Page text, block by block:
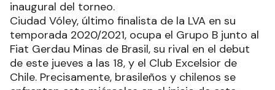
inaugural del torneo.
Ciudad Vóley, último finalista de la LVA en su
temporada 2020/2021, ocupa el Grupo B junto al
Fiat Gerdau Minas de Brasil, su rival en el debut
de este jueves a las 18, y el Club Excelsior de
Chile. Precisamente, brasileños y chilenos se